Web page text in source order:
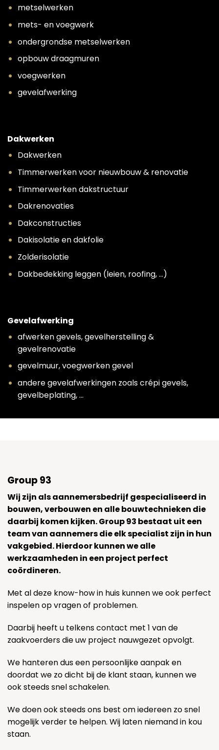
metselwerken
mets- en voegwerk
ondergrondse metselwerken
opbouw draagmuren
voegwerken
gevelafwerking
Dakwerken
Dakwerken
Timmerwerken voor nieuwbouw & renovatie
Timmerwerken dakstructuur
Dakrenovaties
Dakconstructies
Dakisolatie en dakfolie
Zolderisolatie
Dakbedekking leggen (leien, roofing, …)
Gevelafwerking
afwerken gevels, gevelherstelling &
gevelrenovatie
gevelmuur, voegwerken gevel
andere gevelafwerkingen zoals crépi gevels,
gevelbeplating, …
Group 93
Wij zijn als aannemersbedrijf gespecialiseerd in
bouwen, verbouwen en alle bouwtechnieken die
daarbij komen kijken. Group 93 bestaat uit een
team van aannemers die elk specialist zijn in hun
vakgebied. Hierdoor kunnen we alle
werkzaamheden in een project perfect
coördineren.
Met al deze know-how in huis kunnen we ook perfect
inspelen op vragen of problemen.
Daarbij heeft u telkens contact met 1 van de
zaakvoerders die uw project nauwgezet opvolgt.
We hanteren dus een persoonlijke aanpak en
doordat we zo dicht bij de klant staan, kunnen we
ook steeds snel schakelen.
We doen ook steeds ons best om iedereen zo snel
mogelijk verder te helpen. Wij laten niemand in kou
staan.